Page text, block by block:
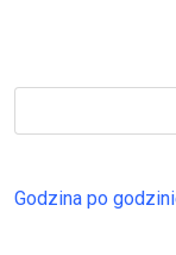
Godzina po